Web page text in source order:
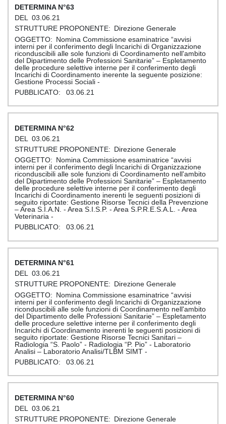
63
03.06.21
Direzione Generale
Nomina Commissione esaminatrice “avvisi
interni per il conferimento degli Incarichi di Organizzazione
riconduscibili alle sole funzioni di Coordinamento nell'ambito
del Dipartimento delle Professioni Sanitarie” – Espletamento
delle procedure selettive interne per il conferimento degli
Incarichi di Coordinamento inerente la seguente posizione:
Gestione Processi Sociali -
03.06.21
62
03.06.21
Direzione Generale
Nomina Commissione esaminatrice “avvisi
interni per il conferimento degli Incarichi di Organizzazione
riconduscibili alle sole funzioni di Coordinamento nell'ambito
del Dipartimento delle Professioni Sanitarie” – Espletamento
delle procedure selettive interne per il conferimento degli
Incarichi di Coordinamento inerenti le seguenti posizioni di
seguito riportate: Gestione Risorse Tecnici della Prevenzione
– Area S.I.A.N. - Area S.I.S.P. - Area S.P.R.E.S.A.L. - Area
Veterinaria -
03.06.21
61
03.06.21
Direzione Generale
Nomina Commissione esaminatrice “avvisi
interni per il conferimento degli Incarichi di Organizzazione
riconduscibili alle sole funzioni di Coordinamento nell'ambito
del Dipartimento delle Professioni Sanitarie” – Espletamento
delle procedure selettive interne per il conferimento degli
Incarichi di Coordinamento inerenti le seguenti posizioni di
seguito riportate: Gestione Risorse Tecnici Sanitari –
Radiologia “S. Paolo” - Radiologia “P. Pio” - Laboratorio
Analisi – Laboratorio Analisi/TLBM SIMT -
03.06.21
60
03.06.21
Direzione Generale